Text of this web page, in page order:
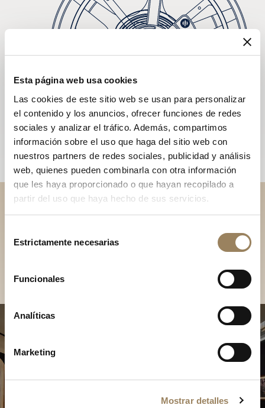
Esta página web usa cookies
Las cookies de este sitio web se usan para personalizar
el contenido y los anuncios, ofrecer funciones de redes
sociales y analizar el tráfico. Además, compartimos
información sobre el uso que haga del sitio web con
nuestros partners de redes sociales, publicidad y análisis
web, quienes pueden combinarla con otra información
que les haya proporcionado o que hayan recopilado a
partir del uso que haya hecho de sus servicios.
Estrictamente necesarias
Funcionales
Analíticas
Marketing
Mostrar detalles
Descubra nuestras
colecciones en boutique